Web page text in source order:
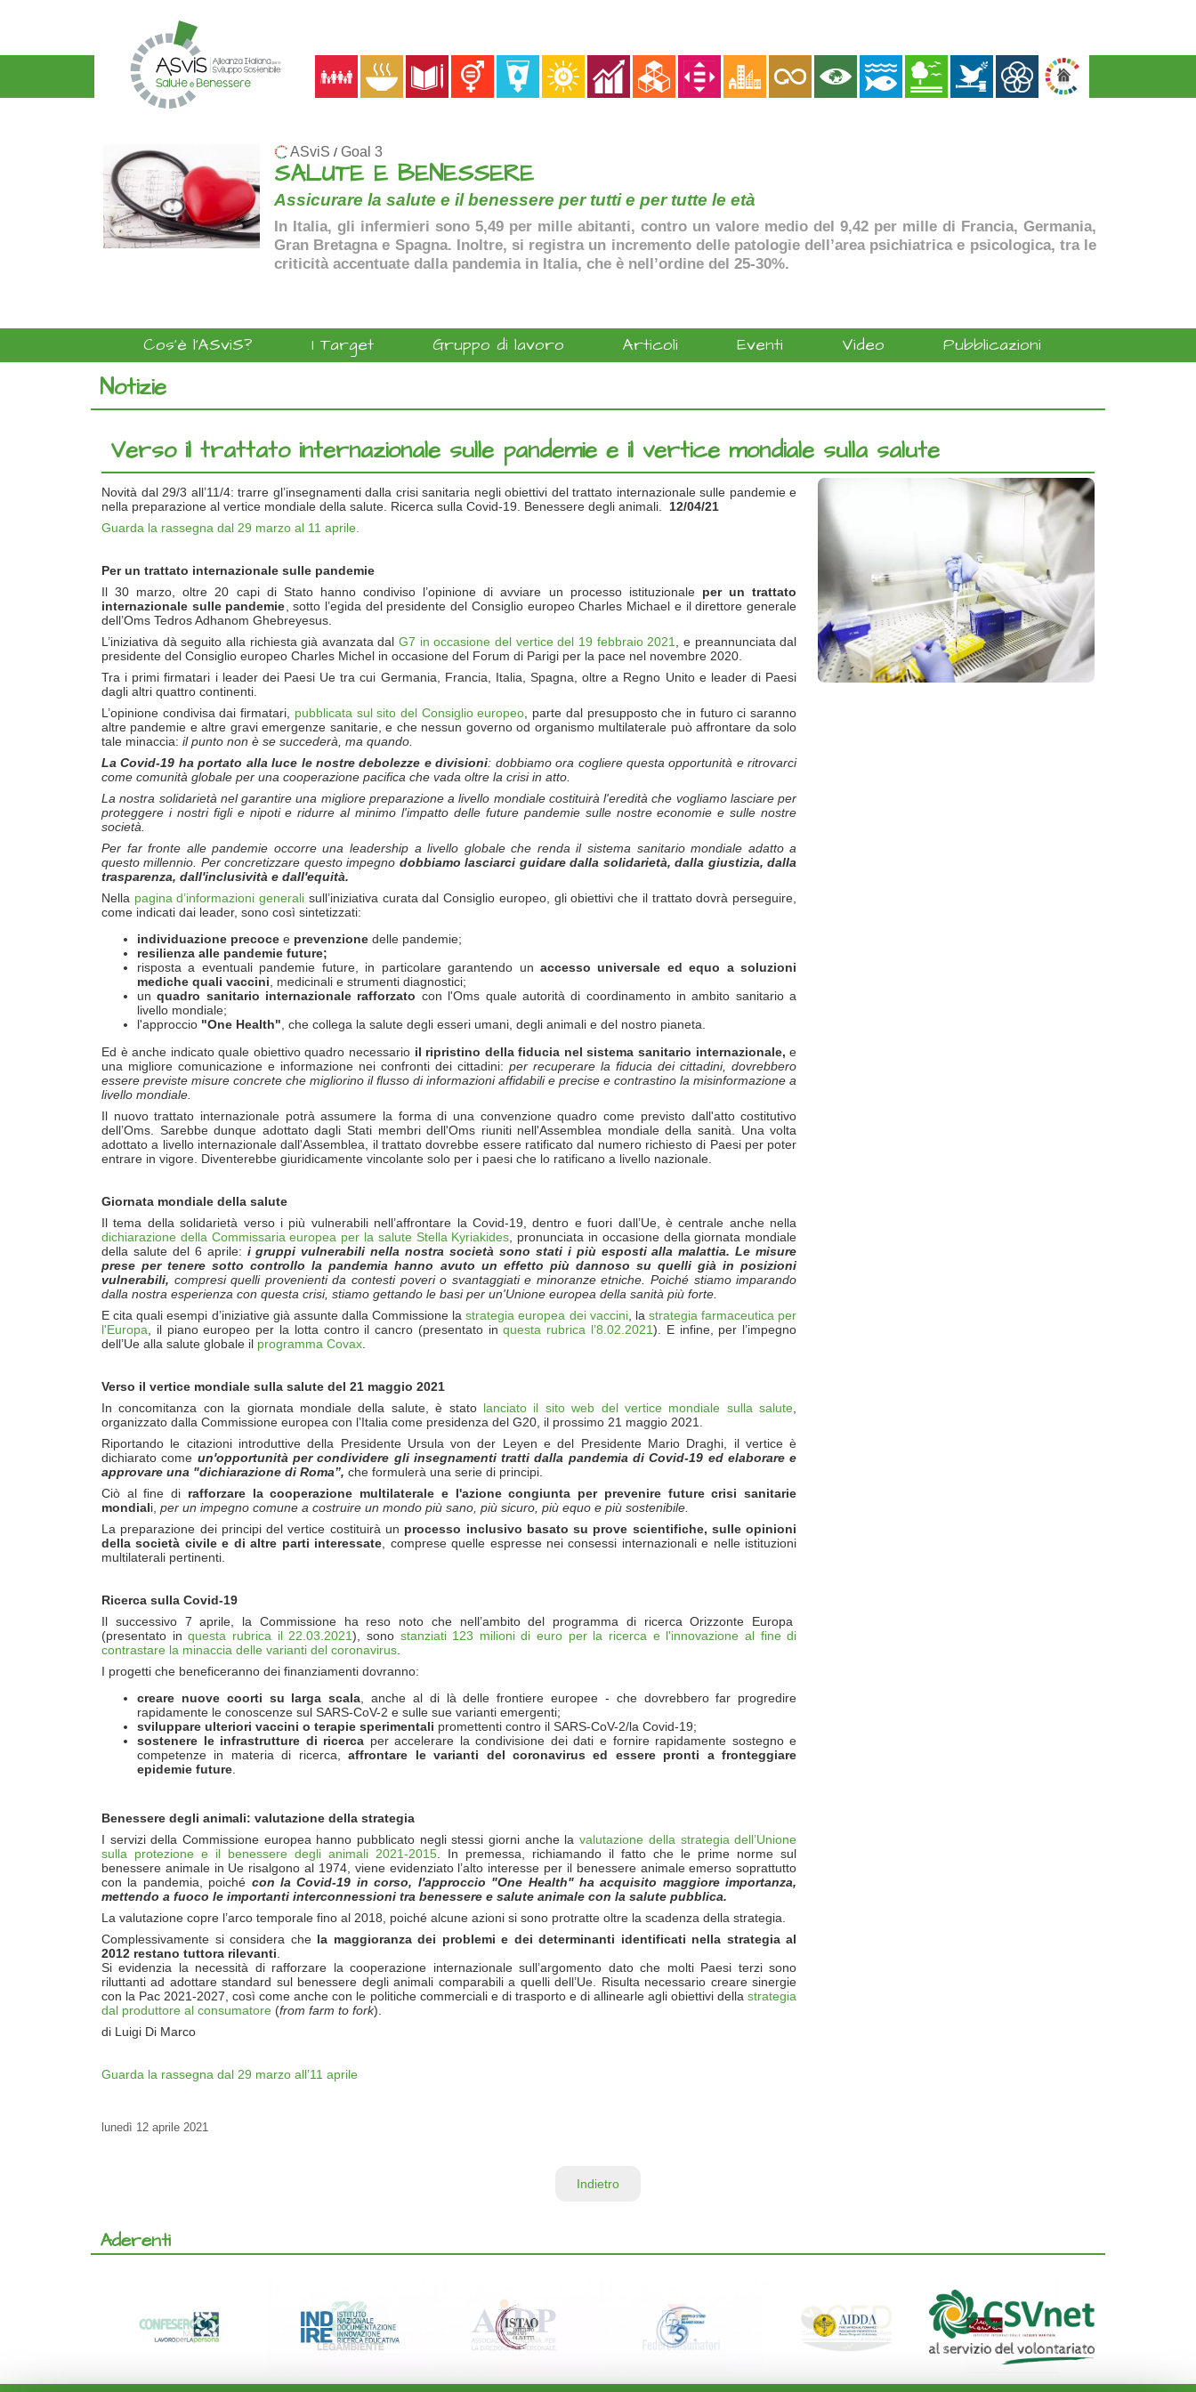
ASviS / Goal 3
SALUTE E BENESSERE
Assicurare la salute e il benessere per tutti e per tutte le età
In Italia, gli infermieri sono 5,49 per mille abitanti, contro un valore medio del 9,42 per mille di Francia, Germania,
Gran Bretagna e Spagna. Inoltre, si registra un incremento delle patologie dell’area psichiatrica e psicologica, tra le
criticità accentuate dalla pandemia in Italia, che è nell’ordine del 25-30%.
Cos'è l'ASviS? I Target Gruppo di lavoro Articoli Eventi Video Pubblicazioni
Notizie
Verso il trattato internazionale sulle pandemie e il vertice mondiale sulla salute
Novità dal 29/3 all’11/4: trarre gl’insegnamenti dalla crisi sanitaria negli obiettivi del trattato internazionale sulle pandemie e
nella preparazione al vertice mondiale della salute. Ricerca sulla Covid-19. Benessere degli animali. 12/04/21
Guarda la rassegna dal 29 marzo al 11 aprile.
Per un trattato internazionale sulle pandemie
Il 30 marzo, oltre 20 capi di Stato hanno condiviso l’opinione di avviare un processo istituzionale per un trattato
internazionale sulle pandemie , sotto l’egida del presidente del Consiglio europeo Charles Michael e il direttore generale
dell’Oms Tedros Adhanom Ghebreyesus.
L’iniziativa dà seguito alla richiesta già avanzata dalG7 in occasione del vertice del 19 febbraio 2021
, e preannunciata dal
presidente del Consiglio europeo Charles Michel in occasione del Forum di Parigi per la pace nel novembre 2020.
Tra i primi firmatari i leader dei Paesi Ue tra cui Germania, Francia, Italia, Spagna, oltre a Regno Unito e leader di Paesi
dagli altri quattro continenti.
L’opinione condivisa dai firmatari, pubblicata sul sito del Consiglio europeo , parte dal presupposto che in futuro ci saranno
altre pandemie e altre gravi emergenze sanitarie, e che nessun governo od organismo multilaterale può affrontare da solo
tale minaccia: il punto non è se succederà , ma quando.
La Covid-19 ha portato alla luce le nostre debolezze e divisioni: dobbiamo ora cogliere questa opportunità e ritrovarci
come comunità globale per una cooperazione pacifica che vada oltre la crisi in atto.
La nostra solidarietà nel garantire una migliore preparazione a livello mondiale costituiràl'ereditàche vogliamo lasciare per
proteggere i nostri figli e nipoti e ridurre al minimo l'impatto delle future pandemie sulle nostre economie e sulle nostre
società
Per far fronte alle pandemie occorre una leadership a livello globale che renda il sistema sanitario mondiale adatto a
questo millennio. Per concretizzare questo impegno dobbiamo lasciarci guidare dalla solidarietà, dalla giustizia, dalla
trasparenza, dall'inclusività e dall'equità.
Nella pagina d’informazioni generali sull’iniziativa curata dal Consiglio europeo, gli obiettivi che il trattato dovrà perseguire,
come indicati dai leader, sono così sintetizzati:
individuazione precoce e prevenzione delle pandemie;
resilienza alle pandemie future;
risposta a eventuali pandemie future, in particolare garantendo un accesso universale ed equo a soluzioni
mediche quali vaccini, medicinali e strumenti diagnostici;
unquadro sanitario internazionale rafforzato con l'Oms quale autorità di coordinamento in ambito sanitario a
livello mondiale;
l'approccio "One Health", che collega la salute degli esseri umani, degli animali e del nostro pianeta.
Ed è anche indicato quale obiettivo quadro necessario il ripristino della fiducia nel sistema sanitario internazionale,e
una migliore comunicazione e informazione nei confronti dei cittadini:per recuperare la fiducia dei cittadini, dovrebbero
essere previste misure concrete che migliorino il flusso di informazioni affidabili e precise e contrastino la misinformazione a
livello mondiale.
Il nuovo trattato internazionale potrà assumere la forma di una convenzione quadro come previsto dall'atto costitutivo
dell’Oms. Sarebbe dunque adottato dagli Stati membri dell'Oms riuniti nell'Assemblea mondiale della sanità. Una volta
adottato a livello internazionale dall'Assemblea, il trattato dovrebbe essere ratificato dal numero richiesto di Paesi per poter
entrare in vigore. Diventerebbe giuridicamente vincolante solo per i paesi che lo ratificano a livello nazionale.
Giornata mondiale della salute
Il tema della solidarietà verso i più vulnerabili nell’affrontare la Covid-19, dentro e fuori dall’Ue, è centrale anche nella
dichiarazione della Commissaria europea per la salute Stella Kyriakides , pronunciata in occasione della giornata mondiale
della salute del 6 aprile: i gruppi vulnerabili nella nostra società sono stati i più esposti alla malattia. Le misure
prese per tenere sotto controllo la pandemia hanno avuto un effetto più dannoso su quelli giàin posizioni
vulnerabili, compresi quelli provenienti da contesti poveri o svantaggiati e minoranze etniche. Poiché stiamo imparando
dalla nostra esperienza con questa crisi, stiamo gettando le basi per un'Unione europea della sanità più forte.
E cita quali esempi d’iniziative già assunte dalla Commissione lastrategia europea dei vaccini, la strategia farmaceutica per
l'Europa , il piano europeo per la lotta contro il cancro (presentato inquesta rubrica l’8.02.2021). E infine, per l’impegno
dell’Ue alla salute globale il programma Covax
Verso il vertice mondiale sulla salute del 21 maggio 2021
In concomitanza con la giornata mondiale della salute, è stato lanciato il sito web del vertice mondiale sulla salute
organizzato dalla Commissione europea con l’Italia come presidenza del G20, il prossimo 21 maggio 2021.
Riportando le citazioni introduttive della Presidente Ursula von der Leyen e del Presidente Mario Draghi, il vertice è
dichiarato come un'opportunità per condividere gli insegnamenti tratti dalla pandemia di Covid-19 ed elaborare e
approvare una "dichiarazione di Roma”, che formulerà una serie di principi.
Ciò al fine di rafforzare la cooperazione multilaterale e l'azione congiunta per prevenire future crisi sanitarie
mondiali, per un impegno comune a costruire un mondo più sano, più sicuro, più equo e più sostenibile.
La preparazione dei principi del vertice costituirà un processo inclusivo basato su prove scientifiche, sulle opinioni
della società civile e di altre parti interessate , comprese quelle espresse nei consessi internazionali e nelle istituzioni
multilaterali pertinenti.
Ricerca sulla Covid-19
Il successivo 7 aprile, la Commissione ha reso noto che nell’ambito del programma di ricerca Orizzonte Europa
(presentato inquesta rubrica il 22.03.2021), sono stanziati 123 milioni di euro per la ricerca e l'innovazione al fine di
contrastare la minaccia delle varianti del coronavirus
I progetti che beneficeranno dei finanziamenti dovranno:
creare nuove coorti su larga scala , anche al di là delle frontiere europee - che dovrebbero far progredire
rapidamente le conoscenze sul SARS-CoV-2 e sulle sue varianti emergenti;
sviluppare ulteriori vaccini o terapie sperimentali promettenti contro il SARS-CoV-2/la Covid-19;
sostenere le infrastrutture di ricerca per accelerare la condivisione dei dati e fornire rapidamente sostegno e
competenze in materia di ricerca,affrontare le varianti del coronavirus ed essere pronti a fronteggiare
epidemie future
Benessere degli animali: valutazione della strategia
I servizi della Commissione europea hanno pubblicato negli stessi giorni anche lavalutazione della strategia dell’Unione
sulla protezione e il benessere degli animali 2021-2015 . In premessa, richiamando il fatto che le prime norme sul
benessere animale in Ue risalgono al 1974, viene evidenziato l’alto interesse per il benessere animale emerso soprattutto
con la pandemia, poiché con la Covid-19 in corso, l'approccio "One Health" ha acquisito maggiore importanza,
mettendo a fuoco le importanti interconnessioni tra benessere e salute animale con la salute pubblica.
La valutazione copre l’arco temporale fino al 2018, poiché alcune azioni si sono protratte oltre la scadenza della strategia.
Complessivamente si considera che la maggioranza dei problemi e dei determinanti identificati nella strategia al
2012 restano tuttora rilevanti
Si evidenzia la necessità di rafforzare la cooperazione internazionale sull’argomento dato che molti Paesi terzi sono
riluttanti ad adottare standard sul benessere degli animali comparabili a quelli dell’Ue. Risulta necessario creare sinergie
con la Pac 2021-2027, così come anche con le politiche commerciali e di trasporto e di allinearle agli obiettivi dellastrategia
dal produttore al consumatore (from farm to fork).
di Luigi Di Marco
Guarda la rassegna dal 29 marzo all’11 aprile
lunedì 12 aprile 2021
Indietro
Aderenti